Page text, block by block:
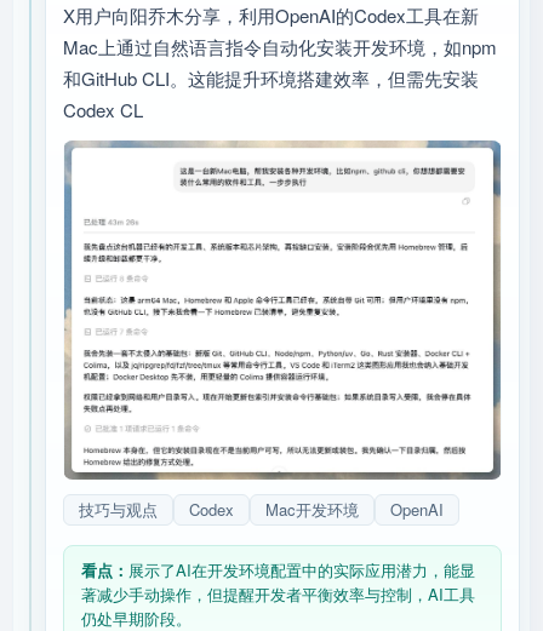
X用户向阳乔木分享，利用OpenAI的Codex工具在新
Mac上通过自然语言指令自动化安装开发环境，如npm
和GitHub CLI。这能提升环境搭建效率，但需先安装
Codex CL
技巧与观点 Codex Mac开发环境 OpenAI
看点： 展示了AI在开发环境配置中的实际应用潜力，能显
著减少手动操作，但提醒开发者平衡效率与控制，AI工具
仍处早期阶段。